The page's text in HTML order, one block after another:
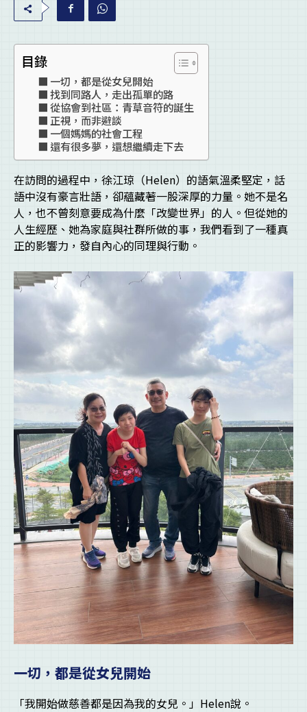
目錄
一切，都是從女兒開始
找到同路人，走出孤單的路
從協會到社區：青草音符的誕生
正視，而非避談
一個媽媽的社會工程
還有很多夢，還想繼續走下去
在訪問的過程中，徐江琼（Helen）的語氣溫柔堅定，話
語中沒有豪言壯語，卻蘊藏著一股深厚的力量。她不是名
人，也不曾刻意要成為什麼「改變世界」的人。但從她的
人生經歷、她為家庭與社群所做的事，我們看到了一種真
正的影響力，發自內心的同理與行動。
一切，都是從女兒開始
「我開始做慈善都是因為我的女兒。」Helen說。